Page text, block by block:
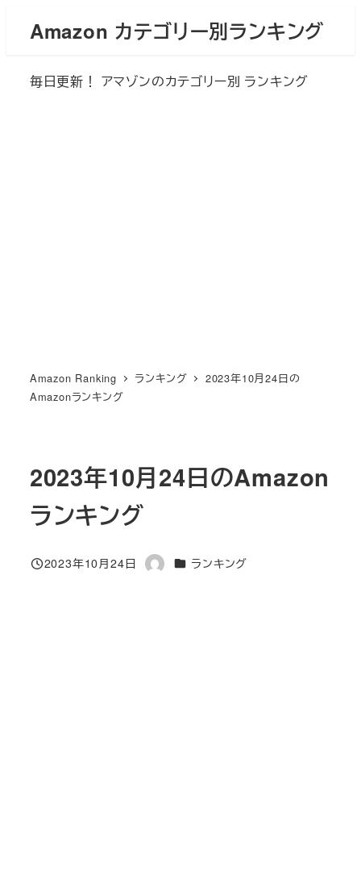
Amazon カテゴリー別ランキング
毎日更新！ アマゾンのカテゴリー別 ランキング
Amazon Ranking ランキング
2023年10月24日の
Amazonランキング
2023年10月24日のAmazon
ランキング
投稿日
2023年10月24日
著
カテゴリー
ランキング